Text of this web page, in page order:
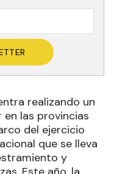
realizando un
las provincias
del ejercicio
que se lleva
y